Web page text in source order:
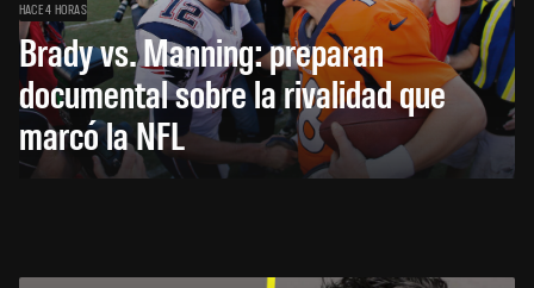
HACE 4 HORAS
Brady vs. Manning: preparan
documental sobre la rivalidad que
marcó la NFL